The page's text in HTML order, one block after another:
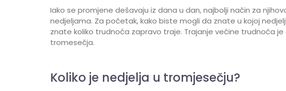
Iako se promjene dešavaju iz dana u dan, najbolji način za
nedjeljama. Za početak, kako biste mogli da znate u kojoj
znate koliko trudnoća zapravo traje. Trajanje većine trudnoća
tromesečja.
Koliko je nedjelja u tromjesečju?